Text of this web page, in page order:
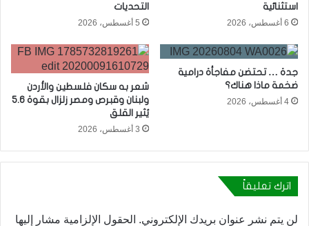
استثنائية
6 أغسطس، 2026
التحديات
5 أغسطس، 2026
جدة … تحتضن مفاجأة درامية
ضخمة ماذا هناك؟
4 أغسطس، 2026
شعر به سكان فلسطين والأردن
ولبنان وقبرص ومصر زلزال بقوة 5.6
يُثير القلق
3 أغسطس، 2026
اترك تعليقاً
لن يتم نشر عنوان بريدك الإلكتروني. الحقول الإلزامية مشار إليها